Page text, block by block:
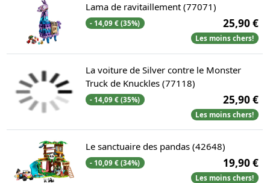
Lama de ravitaillement (77071)
- 14,09 € (35%) 25,90 €
Les moins chers!
La voiture de Silver contre le Monster
Truck de Knuckles (77118)
- 14,09 € (35%) 25,90 €
Les moins chers!
Le sanctuaire des pandas (42648)
- 10,09 € (34%) 19,90 €
Les moins chers!